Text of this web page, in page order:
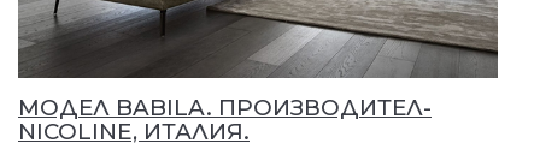
МОДЕЛ BABILA. ПРОИЗВОДИТЕЛ-
NICOLINE, ИТАЛИЯ.